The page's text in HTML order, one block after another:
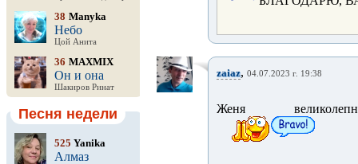
38 Manyka
Небо
Цой Анита
36 MAXMIX
Он и она
Шакиров Ринат
Песня недели
525 Yanika
Алмаз
zaiaz, 04.07.2023 г. 19:38
Женя